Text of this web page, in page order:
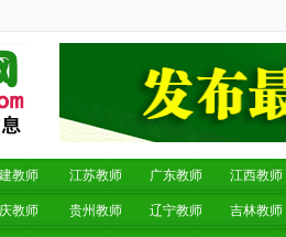
教师 江苏教师 广东教师 江西教师
教师 贵州教师 辽宁教师 吉林教师